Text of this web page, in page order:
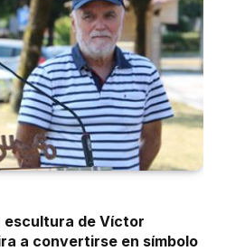
escultura de Víctor
a convertirse en símbolo